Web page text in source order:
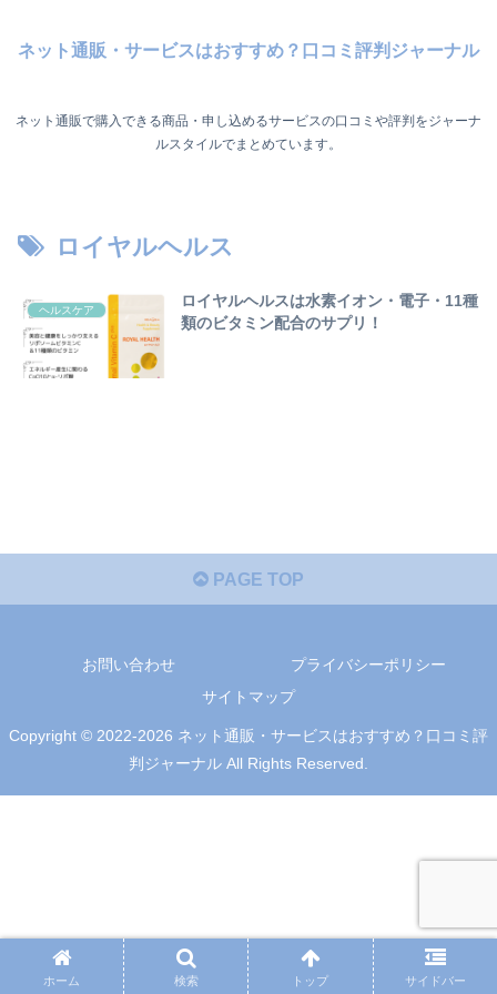
ネット通販・サービスはおすすめ？口コミ評判ジャーナル
ネット通販で購入できる商品・申し込めるサービスの口コミや評判をジャーナ
ルスタイルでまとめています。
ロイヤルヘルス
ヘルスケア
ロイヤルヘルスは水素イオン・電子・11種
類のビタミン配合のサプリ！
PAGE TOP
お問い合わせ
プライバシーポリシー
サイトマップ
Copyright © 2022-2026 ネット通販・サービスはおすすめ？口コミ評
判ジャーナル All Rights Reserved.
ホーム 検索 トップ サイドバー